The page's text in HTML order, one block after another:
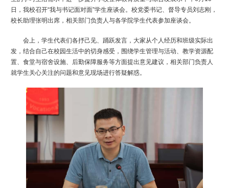
日， 我校召开“我与书记面对面”学生座谈会。校党委书记、督导专员刘志刚，
校长助理张明出席， 相关部门负责人与各学院学生代表参加座谈会。
会上，学生代表们各抒己见、踊跃发言，大家从个人经历和班级实际出
发，结合自己在校园生活中的切身感受， 围绕学生管理与活动、 教学资源配
置、食堂与宿舍设施、后勤保障服务等方面提出意见建议 ，相关部门负责人
就学生关心关注的问题和意见现场进行答疑解惑。